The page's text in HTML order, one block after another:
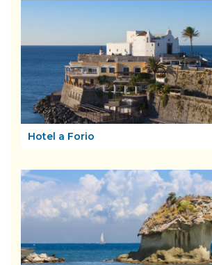
Hotel a Forio